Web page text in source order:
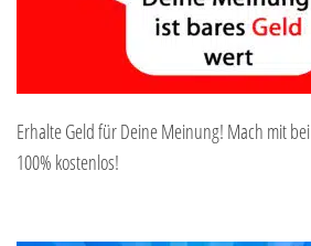
Erhalte Geld für Deine Meinung! Mach mit bei
100% kostenlos!